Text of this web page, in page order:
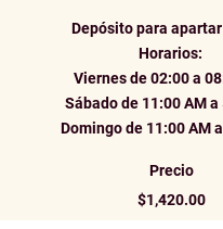
Depósito para
Horarios:
Viernes de 02:00 a
Sábado de 11:00 AM a
Domingo de 11:00 AM
Precio
$1,420.00